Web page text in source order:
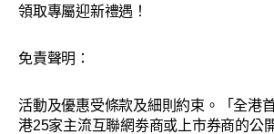
領取專屬迎新禮遇！
免責聲明：​
活動及優惠受條款及細則約束。「全港
港25家主流互聯網劵商或上市券商的公